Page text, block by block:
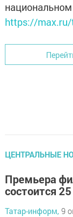
https://
ЦЕНТРАЛЬНЫЕ
Премьера
состоится
Татар-информ, 9